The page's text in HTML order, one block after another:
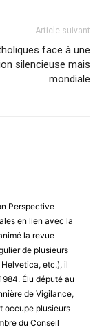
Article suivant
face à une
silencieuse mais
mondiale
Perspective
en lien avec la
la revue
de plusieurs
etc.), il
Élu député au
de Vigilance,
occupe plusieurs
du Conseil